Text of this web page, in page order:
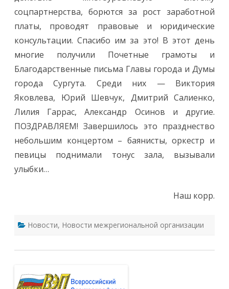
соцпартнерства, борются за рост заработной
платы, проводят правовые и юридические
консультации. Спасибо им за это! В этот день
многие получили Почетные грамоты и
Благодарственные письма Главы города и Думы
города Сургута. Среди них — Виктория
Яковлева, Юрий Шевчук, Дмитрий Салиенко,
Лилия Гаррас, Александр Осинов и другие.
ПОЗДРАВЛЯЕМ! Завершилось это празднество
небольшим концертом – баянисты, оркестр и
певицы поднимали тонус зала, вызывали
улыбки…
Наш корр.
Новости, Новости межрегиональной организации